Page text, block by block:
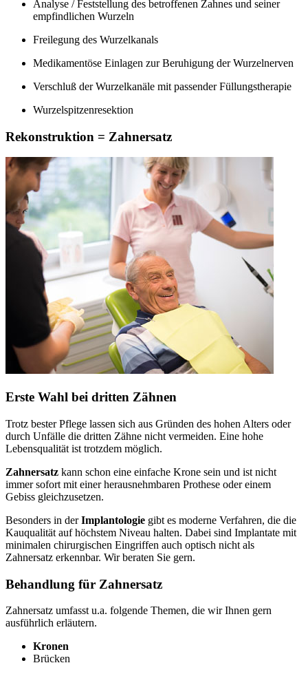
Analyse / Feststellung des betroffenen Zahnes und seiner
empfindlichen Wurzeln
Freilegung des Wurzelkanals
Medikamentöse Einlagen zur Beruhigung der Wurzelnerven
Verschluß der Wurzelkanäle mit passender Füllungstherapie
Wurzelspitzenresektion
Rekonstruktion = Zahnersatz
Erste Wahl bei dritten Zähnen
Trotz bester Pflege lassen sich aus Gründen des hohen Alters oder
durch Unfälle die dritten Zähne nicht vermeiden. Eine hohe
Lebensqualität ist trotzdem möglich.
Zahnersatz kann schon eine einfache Krone sein und ist nicht
immer sofort mit einer herausnehmbaren Prothese oder einem
Gebiss gleichzusetzen.
Besonders in derImplantologie gibt es moderne Verfahren, die die
Kauqualität auf höchstem Niveau halten. Dabei sind Implantate mit
minimalen chirurgischen Eingriffen auch optisch nicht als
Zahnersatz erkennbar. Wir beraten Sie gern.
Behandlung für Zahnersatz
Zahnersatz umfasst u.a. folgende Themen, die wir Ihnen gern
ausführlich erläutern.
Kronen
Brücken